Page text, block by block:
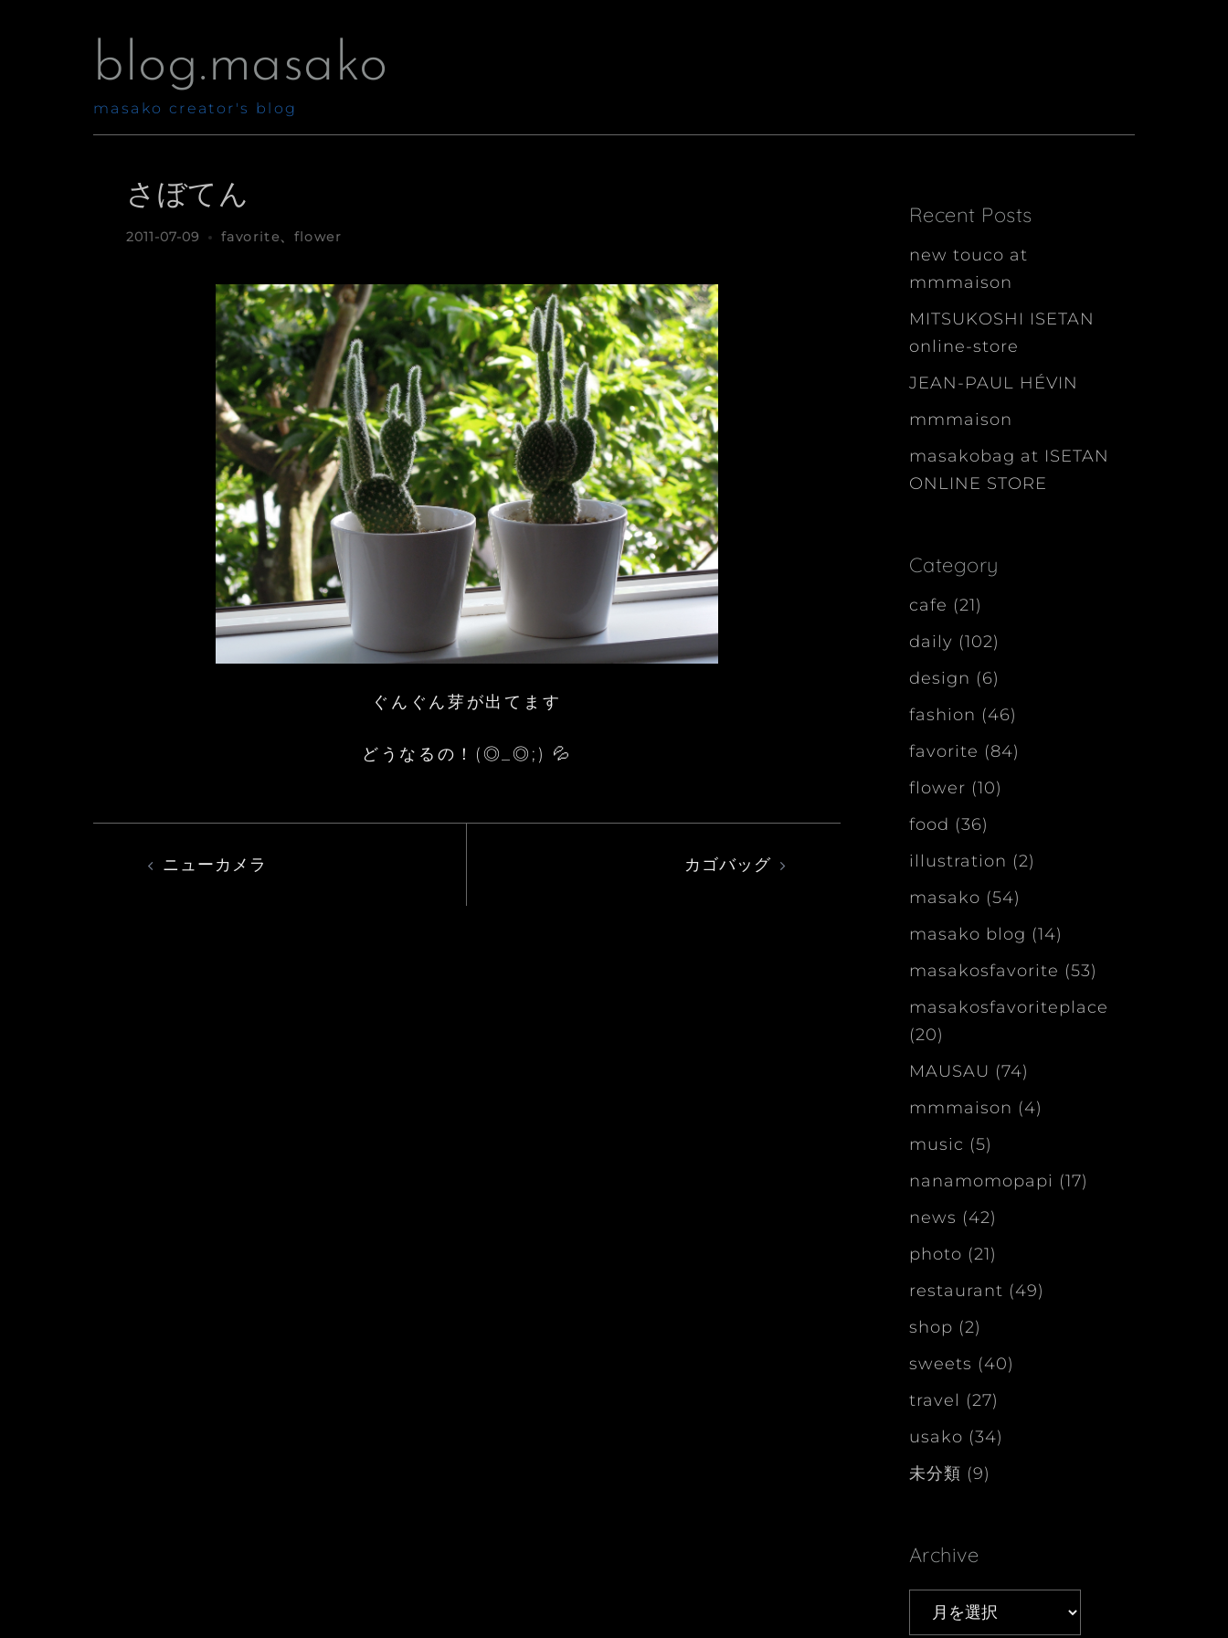
blog.masako
masako creator's blog
さぼてん
2011-07-09 favorite、 flower
ぐんぐん芽が出てます
どうなるの！(◎_◎;) 💦
ニューカメラ カゴバッグ
Recent Posts
new touco at
mmmaison
MITSUKOSHI ISETAN
online-store
JEAN-PAUL HÉVIN
mmmaison
masakobag at ISETAN
ONLINE STORE
Category
cafe (21)
daily (102)
design (6)
fashion (46)
favorite (84)
flower (10)
food (36)
illustration (2)
masako (54)
masako blog (14)
masakosfavorite (53)
masakosfavoriteplace
(20)
MAUSAU (74)
mmmaison (4)
music (5)
nanamomopapi (17)
news (42)
photo (21)
restaurant (49)
shop (2)
sweets (40)
travel (27)
usako (34)
未分類 (9)
Archive
Archive